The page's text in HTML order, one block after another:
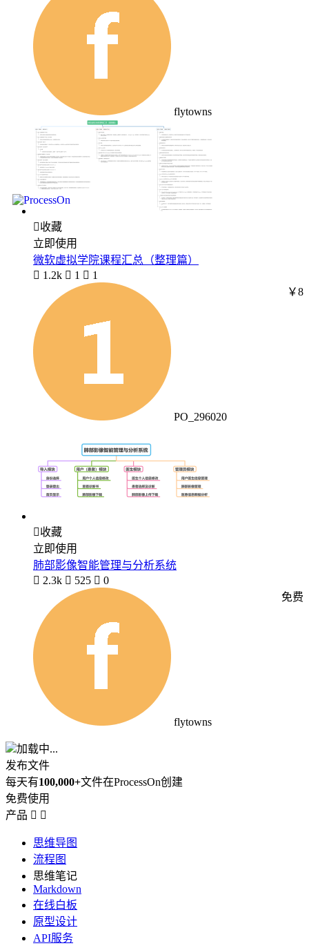
flytowns
收藏
立即使用
微软虚拟学院课程汇总（整理篇）
 1.2k  1  1
PO_296020
￥8
收藏
立即使用
肺部影像智能管理与分析系统
 2.3k  525  0
flytowns
免费
加载中...
发布文件
每天有100,000+文件在ProcessOn创建
免费使用
产品  
思维导图
流程图
思维笔记
Markdown
在线白板
原型设计
API服务